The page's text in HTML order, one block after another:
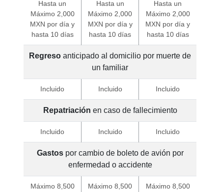
Hasta un
Máximo 2,000
MXN por día y
hasta 10 días
Hasta un
Máximo 2,000
MXN por día y
hasta 10 días
Hasta un
Máximo 2,000
MXN por día y
hasta 10 días
Regreso anticipado al domicilio por muerte de
un familiar
Incluido Incluido Incluido
Repatriación en caso de fallecimiento
Incluido Incluido Incluido
Gastospor cambio de boleto de avión por
enfermedad o accidente
Máximo 8,500
Máximo 8,500
Máximo 8,500